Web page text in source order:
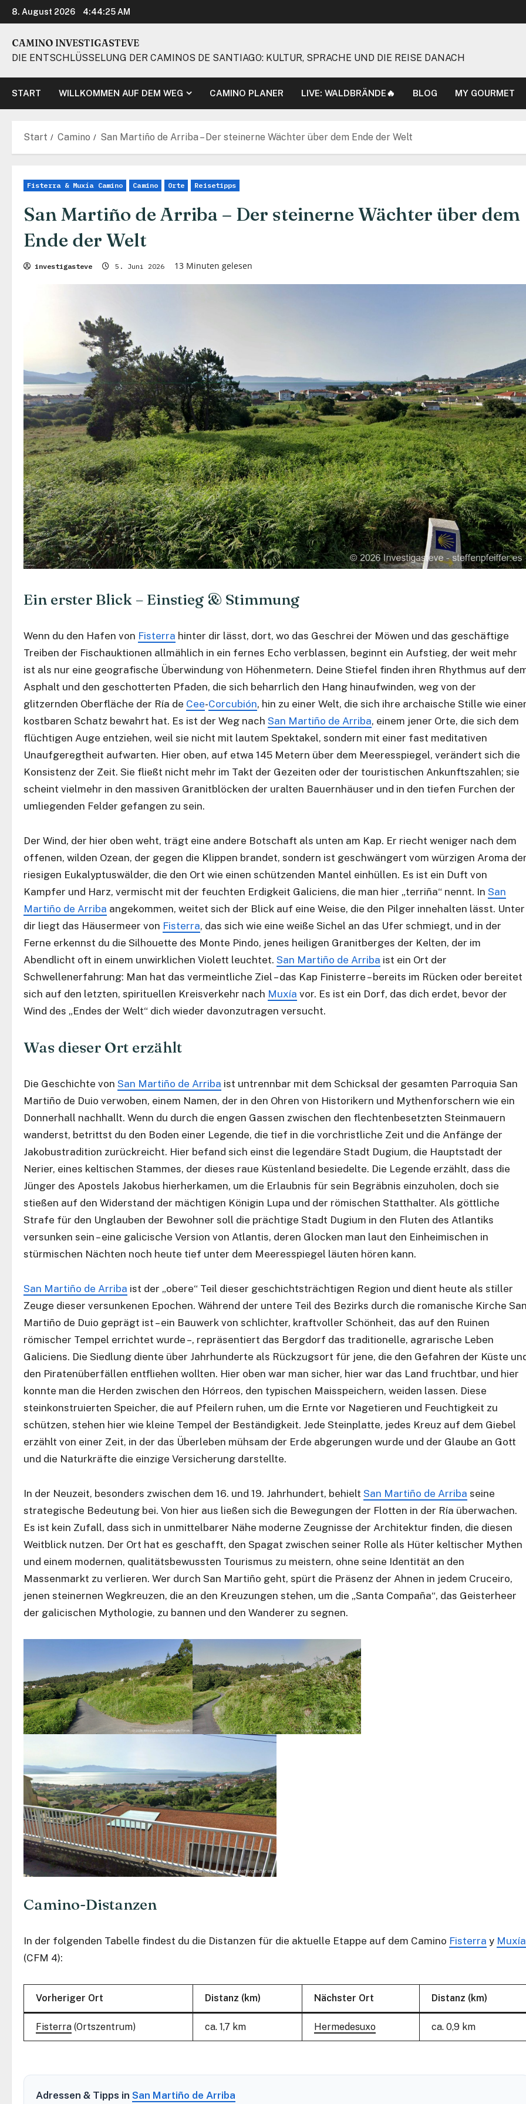
Zum
Inhalt
springen
8. August 2026 4:44:26 AM
CAMINO INVESTIGASTEVE
DIE ENTSCHLÜSSELUNG DER CAMINOS DE SANTIAGO: KULTUR, SPRACHE UND DIE REISE DANACH
START WILLKOMMEN AUF DEM WEG CAMINO PLANER LIVE: WALDBRÄNDE🔥 BLOG MY GOURMET
Start Camino San Martiño de Arriba – Der steinerne Wächter über dem Ende der Welt
Fisterra & Muxía Camino Camino Orte Reisetipps
San Martiño de Arriba – Der steinerne Wächter über dem
Ende der Welt
investigasteve 5. Juni 2026 13 Minuten gelesen
Ein erster Blick – Einstieg & Stimmung
Wenn du den Hafen von Fisterra hinter dir lässt, dort, wo das Geschrei der Möwen und das geschäftige
Treiben der Fischauktionen allmählich in ein fernes Echo verblassen, beginnt ein Aufstieg, der weit mehr
ist als nur eine geografische Überwindung von Höhenmetern. Deine Stiefel finden ihren Rhythmus auf
Asphalt und den geschotterten Pfaden, die sich beharrlich den Hang hinaufwinden, weg von der
glitzernden Oberfläche der Ría de Cee-Corcubión, hin zu einer Welt, die sich ihre archaische Stille wie
kostbaren Schatz bewahrt hat. Es ist der Weg nach San Martiño de Arriba, einem jener Orte, die sich dem
flüchtigen Auge entziehen, weil sie nicht mit lautem Spektakel, sondern mit einer fast meditativen
Unaufgeregtheit aufwarten. Hier oben, auf etwa 145 Metern über dem Meeresspiegel, verändert sich die
Konsistenz der Zeit. Sie fließt nicht mehr im Takt der Gezeiten oder der touristischen Ankunftszahlen; sie
scheint vielmehr in den massiven Granitblöcken der uralten Bauernhäuser und in den tiefen Furchen der
umliegenden Felder gefangen zu sein.
Der Wind, der hier oben weht, trägt eine andere Botschaft als unten am Kap. Er riecht weniger nach dem
offenen, wilden Ozean, der gegen die Klippen brandet, sondern ist geschwängert vom würzigen Aroma
riesigen Eukalyptuswälder, die den Ort wie einen schützenden Mantel einhüllen. Es ist ein Duft von
Kampfer und Harz, vermischt mit der feuchten Erdigkeit Galiciens, die man hier „terriña“ nennt. In San
Martiño de Arriba angekommen, weitet sich der Blick auf eine Weise, die den Pilger innehalten lässt. Unter
dir liegt das Häusermeer von Fisterra, das sich wie eine weiße Sichel an das Ufer schmiegt, und in der
Ferne erkennst du die Silhouette des Monte Pindo, jenes heiligen Granitberges der Kelten, der im
Abendlicht oft in einem unwirklichen Violett leuchtet. San Martiño de Arriba ist ein Ort der
Schwellenerfahrung: Man hat das vermeintliche Ziel – das Kap Finisterre – bereits im Rücken oder bereitet
sich auf den letzten, spirituellen Kreisverkehr nach Muxía vor. Es ist ein Dorf, das dich erdet, bevor der
Wind des „Endes der Welt“ dich wieder davonzutragen versucht.
Was dieser Ort erzählt
Die Geschichte von San Martiño de Arriba ist untrennbar mit dem Schicksal der gesamten Parroquia San
Martiño de Duio verwoben, einem Namen, der in den Ohren von Historikern und Mythenforschern wie ein
Donnerhall nachhallt. Wenn du durch die engen Gassen zwischen den flechtenbesetzten Steinmauern
wanderst, betrittst du den Boden einer Legende, die tief in die vorchristliche Zeit und die Anfänge der
Jakobustradition zurückreicht. Hier befand sich einst die legendäre Stadt Dugium, die Hauptstadt der
Nerier, eines keltischen Stammes, der dieses raue Küstenland besiedelte. Die Legende erzählt, dass die
Jünger des Apostels Jakobus hierherkamen, um die Erlaubnis für sein Begräbnis einzuholen, doch sie
stießen auf den Widerstand der mächtigen Königin Lupa und der römischen Statthalter. Als göttliche
Strafe für den Unglauben der Bewohner soll die prächtige Stadt Dugium in den Fluten des Atlantiks
versunken sein – eine galicische Version von Atlantis, deren Glocken man laut den Einheimischen in
stürmischen Nächten noch heute tief unter dem Meeresspiegel läuten hören kann.
San Martiño de Arriba ist der „obere“ Teil dieser geschichtsträchtigen Region und dient heute als stiller
Zeuge dieser versunkenen Epochen. Während der untere Teil des Bezirks durch die romanische Kirche
Martiño de Duio geprägt ist – ein Bauwerk von schlichter, kraftvoller Schönheit, das auf den Ruinen
römischer Tempel errichtet wurde –, repräsentiert das Bergdorf das traditionelle, agrarische Leben
Galiciens. Die Siedlung diente über Jahrhunderte als Rückzugsort für jene, die den Gefahren der Küste
den Piratenüberfällen entfliehen wollten. Hier oben war man sicher, hier war das Land fruchtbar, und hier
konnte man die Herden zwischen den Hórreos, den typischen Maisspeichern, weiden lassen. Diese
steinkonstruierten Speicher, die auf Pfeilern ruhen, um die Ernte vor Nagetieren und Feuchtigkeit zu
schützen, stehen hier wie kleine Tempel der Beständigkeit. Jede Steinplatte, jedes Kreuz auf dem Giebel
erzählt von einer Zeit, in der das Überleben mühsam der Erde abgerungen wurde und der Glaube an Gott
und die Naturkräfte die einzige Versicherung darstellte.
In der Neuzeit, besonders zwischen dem 16. und 19. Jahrhundert, behielt San Martiño de Arriba seine
strategische Bedeutung bei. Von hier aus ließen sich die Bewegungen der Flotten in der Ría überwachen.
Es ist kein Zufall, dass sich in unmittelbarer Nähe moderne Zeugnisse der Architektur finden, die diesen
Weitblick nutzen. Der Ort hat es geschafft, den Spagat zwischen seiner Rolle als Hüter keltischer Mythen
und einem modernen, qualitätsbewussten Tourismus zu meistern, ohne seine Identität an den
Massenmarkt zu verlieren. Wer durch San Martiño geht, spürt die Präsenz der Ahnen in jedem Cruceiro,
jenen steinernen Wegkreuzen, die an den Kreuzungen stehen, um die „Santa Compaña“, das Geisterheer
der galicischen Mythologie, zu bannen und den Wanderer zu segnen.
Camino-Distanzen
In der folgenden Tabelle findest du die Distanzen für die aktuelle Etappe auf dem Camino Fisterra y Muxía
(CFM 4):
Vorheriger Ort Distanz (km) Nächster Ort Distanz (km)
Fisterra (Ortszentrum) ca. 1,7 km Hermedesuxo ca. 0,9 km
Adressen & Tipps in San Martiño de Arriba